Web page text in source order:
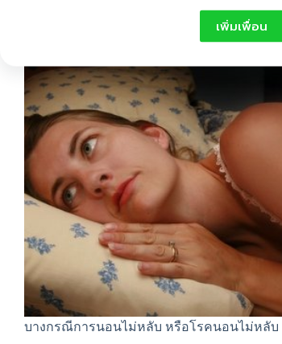
เพิ่มเพื่อน
บางกรณีการนอนไม่หลับ หรือโรคนอนไม่หลับ